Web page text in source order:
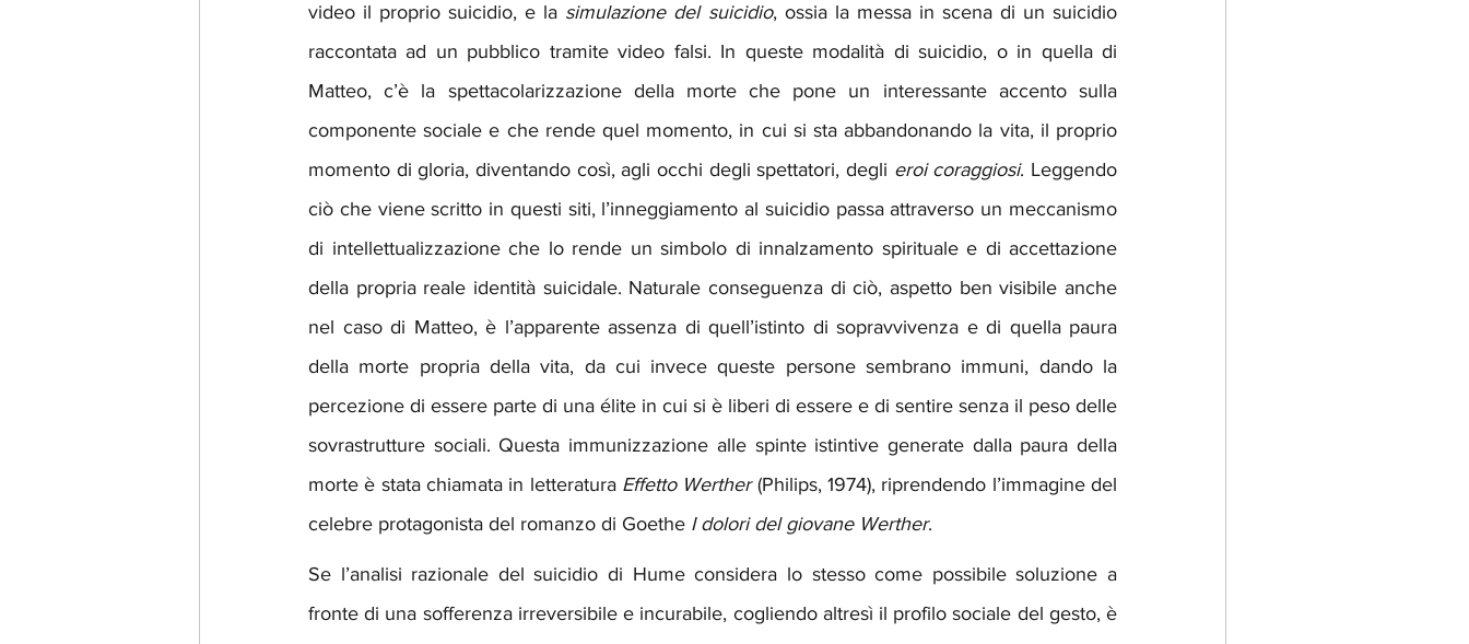
video il proprio suicidio, e la simulazione del suicidio, ossia la messa in scena di un suicidio
raccontata ad un pubblico tramite video falsi. In queste modalità di suicidio, o in quella di
Matteo, c’è la spettacolarizzazione della morte che pone un interessante accento sulla
componente sociale e che rende quel momento, in cui si sta abbandonando la vita, il proprio
momento di gloria, diventando così, agli occhi degli spettatori, degli eroi coraggiosi. Leggendo
ciò che viene scritto in questi siti, l’inneggiamento al suicidio passa attraverso un meccanismo
di intellettualizzazione che lo rende un simbolo di innalzamento spirituale e di accettazione
della propria reale identità suicidale. Naturale conseguenza di ciò, aspetto ben visibile anche
nel caso di Matteo, è l’apparente assenza di quell’istinto di sopravvivenza e di quella paura
della morte propria della vita, da cui invece queste persone sembrano immuni, dando la
percezione di essere parte di una élite in cui si è liberi di essere e di sentire senza il peso delle
sovrastrutture sociali. Questa immunizzazione alle spinte istintive generate dalla paura della
morte è stata chiamata in letteratura Effetto Werther (Philips, 1974), riprendendo l’immagine del
celebre protagonista del romanzo di Goethe I dolori del giovane Werther.
Se l’analisi razionale del suicidio di Hume considera lo stesso come possibile soluzione a
fronte di una sofferenza irreversibile e incurabile, cogliendo altresì il profilo sociale del gesto, è